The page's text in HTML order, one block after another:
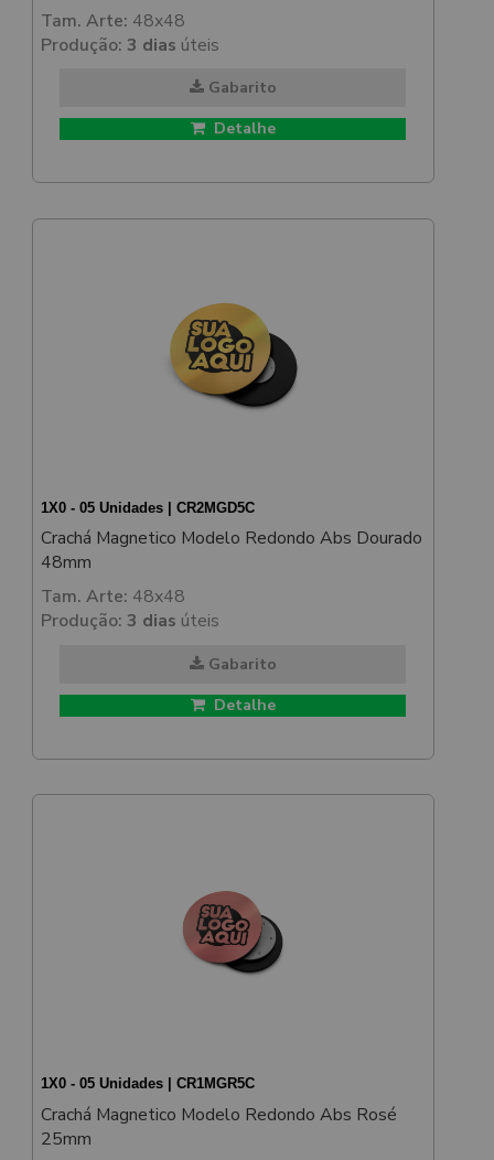
Tam. Arte: 48x48
Produção: 3 dias úteis
Gabarito
Detalhe
1X0 - 05 Unidades | CR2MGD5C
Crachá Magnetico Modelo Redondo Abs Dourado
48mm
Tam. Arte: 48x48
Produção: 3 dias úteis
Gabarito
Detalhe
1X0 - 05 Unidades | CR1MGR5C
Crachá Magnetico Modelo Redondo Abs Rosé
25mm